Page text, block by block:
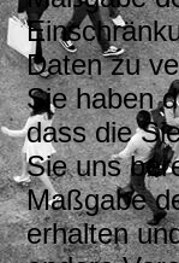
Daten zu
Sie haben
dass die
Sie uns
Maßgabe
erhalten